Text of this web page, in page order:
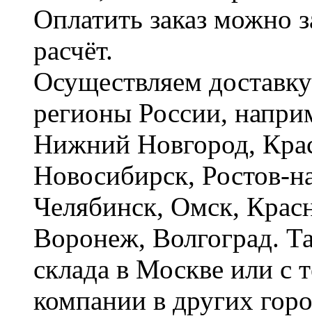
Оплатить заказ можно
расчёт.
Осуществляем
регионы России,
Нижний Новгород,
Новосибирск, Ростов-
Челябинск, Омск,
Воронеж, Волгоград.
склада в Москве или с
компании в других